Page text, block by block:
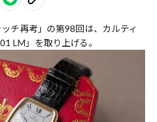
チ再考」の第98回は、カルティ
LM」を取り上げる。